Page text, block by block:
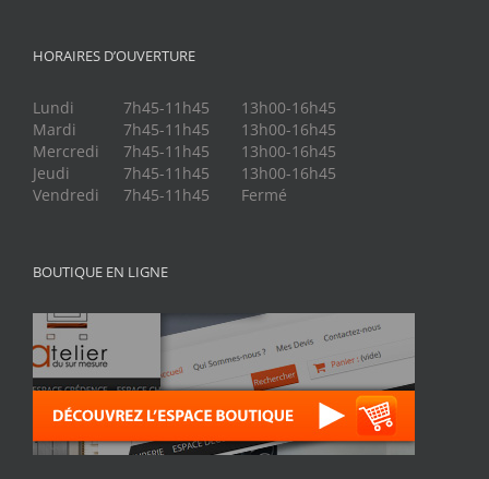
HORAIRES D’OUVERTURE
Lundi 7h45-11h45
13h00-16h45
Mardi
7h45-11h45
13h00-16h45
Mercredi
7h45-11h45
13h00-16h45
Jeudi
7h45-11h45
13h00-16h45
Vendredi
7h45-11h45 Fermé
BOUTIQUE EN LIGNE